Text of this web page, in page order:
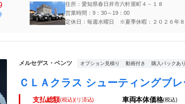
住所：愛知県春日井市六軒屋町４－１８
営業時間：9：30～19：00
定休日：毎週水曜日 ※夏季休暇：２０２６年８
メルセデス・ベンツ オプション見積り 動画付き 購入パックあり
支払総額(税込)(リ済込) 車両本体価格(税込)